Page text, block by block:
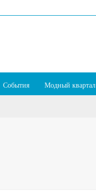
События Модный квартал